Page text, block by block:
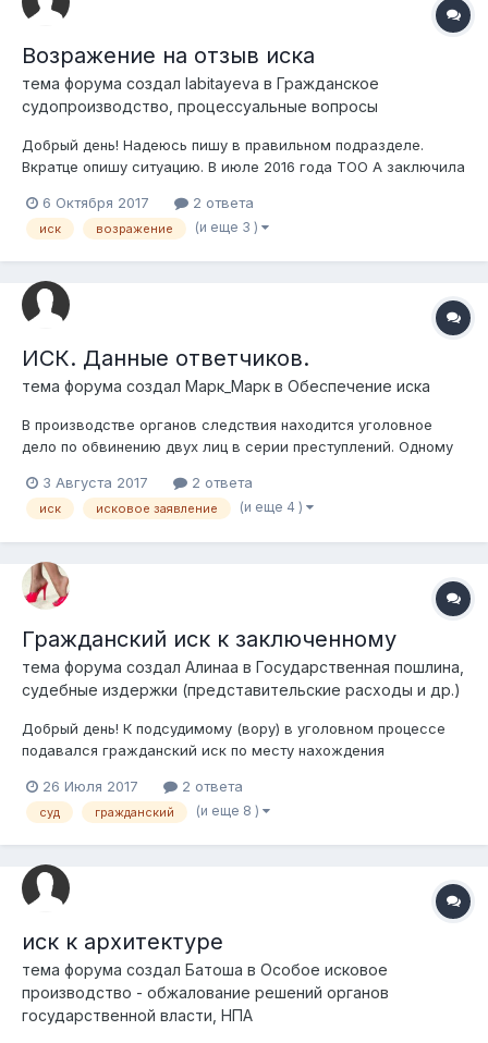
Возражение на отзыв иска
тема форума создал labitayeva в Гражданское
судопроизводство, процессуальные вопросы
Добрый день! Надеюсь пишу в правильном подразделе.
Вкратце опишу ситуацию. В июле 2016 года ТОО А заключила
Работали только по безналу, по предоплате 100% (в начале),
далее оплату производили по счету на оплату, либо по акту
6 Октября 2017 2 ответа
иск возражение (и еще 3 )
ИСК. Данные ответчиков.
тема форума создал Марк_Марк в Обеспечение иска
В производстве органов следствия находится уголовное
дело по обвинению двух лиц в серии преступлений. Одному
исковое заявление о взыскании с подозреваемых денежных
средств в виде возмещения имущественного вреда.
3 Августа 2017 2 ответа
иск исковое заявление (и еще 4 )
Гражданский иск к заключенному
тема форума создал Алинаа в Государственная пошлина,
судебные издержки (представительские расходы и др.)
Добрый день! К подсудимому (вору) в уголовном процессе
подавался гражданский иск по месту нахождения
возмещению реального ущерба, т.е. только стоимость того,
что украл. Но этого мало, т.к. на следствие и суды тратились
26 Июля 2017 2 ответа
суд гражданский (и еще 8 )
иск к архитектуре
тема форума создал Батоша в Особое исковое
производство - обжалование решений органов
государственной власти, НПА